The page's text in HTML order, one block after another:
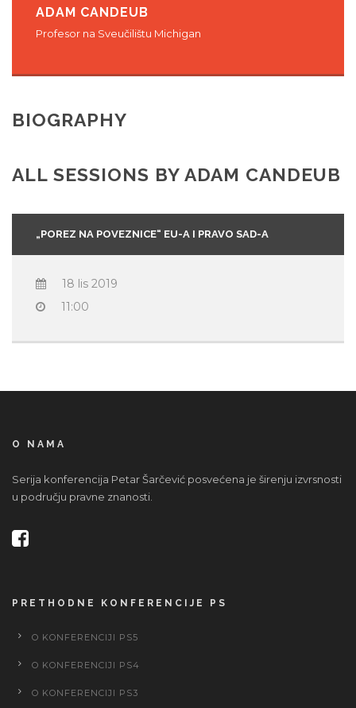
ADAM CANDEUB
Profesor na Sveučilištu Michigan
BIOGRAPHY
ALL SESSIONS BY ADAM CANDEUB
„POREZ NA POVEZNICE“ EU-A I PRAVO SAD-A
18 lis 2019
11:00
O NAMA
Serija konferencija Petar Šarčević posvećena je širenju izvrsnosti
u području pravne znanosti.
PRETHODNE KONFERENCIJE PS
O KONFERENCIJI PS5
O KONFERENCIJI PS4
O KONFERENCIJI PS3